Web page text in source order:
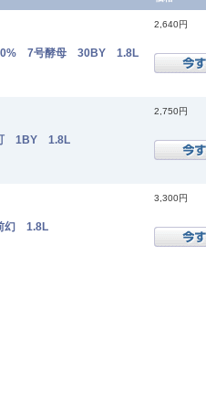
7号酵母 30BY 1.8L
2,640円
1BY 1.8L
2,750円
幻 1.8L
3,300円